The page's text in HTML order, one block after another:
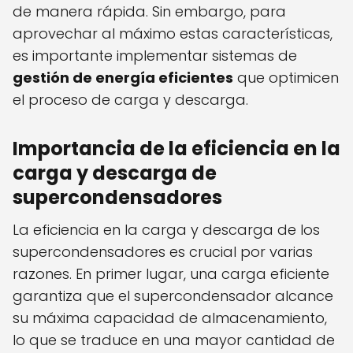
de manera rápida. Sin embargo, para
aprovechar al máximo estas características,
es importante implementar sistemas de
gestión de energía eficientes que optimicen
el proceso de carga y descarga.
Importancia de la eficiencia en la
carga y descarga de
supercondensadores
La eficiencia en la carga y descarga de los
supercondensadores es crucial por varias
razones. En primer lugar, una carga eficiente
garantiza que el supercondensador alcance
su máxima capacidad de almacenamiento,
lo que se traduce en una mayor cantidad de